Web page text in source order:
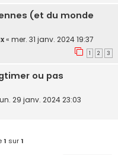
(et du monde
« mer. 31 janv. 2024 19:37
1 2 3
ou pas
29 janv. 2024 23:03
1 sur1